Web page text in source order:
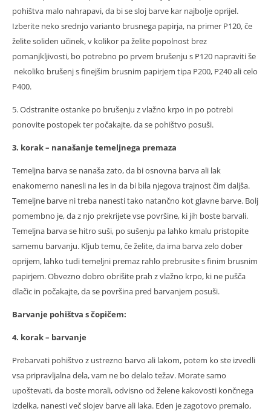
pohištva malo nahrapavi, da bi se sloj barve kar najbolje oprijel.
Izberite neko srednjo varianto brusnega papirja, na primer P120, če
želite soliden učinek, v kolikor pa želite popolnost brez
pomanjkljivosti, bo potrebno po prvem brušenju s P120 napraviti še
nekoliko brušenj s finejšim brusnim papirjem tipa P200, P240 ali celo
P400.
5. Odstranite ostanke po brušenju z vlažno krpo in po potrebi
ponovite postopek ter počakajte, da se pohištvo posuši.
3. korak – nanašanje temeljnega premaza
Temeljna barva se nanaša zato, da bi osnovna barva ali lak
enakomerno nanesli na les in da bi bila njegova trajnost čim daljša.
Temeljne barve ni treba nanesti tako natančno kot glavne barve. Bolj
pomembno je, da z njo prekrijete vse površine, ki jih boste barvali.
Temeljna barva se hitro suši, po sušenju pa lahko kmalu pristopite
samemu barvanju. Kljub temu, če želite, da ima barva zelo dober
oprijem, lahko tudi temeljni premaz rahlo prebrusite s finim brusnim
papirjem. Obvezno dobro obrišite prah z vlažno krpo, ki ne pušča
dlačic in počakajte, da se površina pred barvanjem posuši.
Barvanje pohištva s čopičem:
4. korak – barvanje
Prebarvati pohištvo z ustrezno barvo ali lakom, potem ko ste izvedli
vsa pripravljalna dela, vam ne bo delalo težav. Morate samo
upoštevati, da boste morali, odvisno od želene kakovosti končnega
izdelka, nanesti več slojev barve ali laka. Eden je zagotovo premalo,